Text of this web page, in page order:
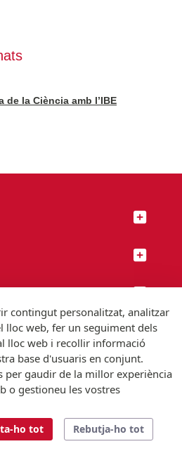
de la Ciència amb l’IBE
Pompeu Fabra
93 542 20 00
Nota tècnica
contingut personalitzat, analitzar
lloc web, fer un seguiment dels
lloc web i recollir informació
base d'usuaris en conjunt.
per gaudir de la millor experiència
o gestioneu les vostres
ho tot Rebutja-ho tot